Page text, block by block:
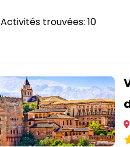
Activités trouvées: 10